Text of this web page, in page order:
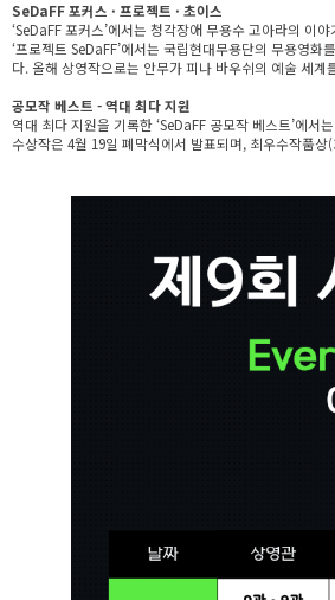
SeDaFF 포커스 · 프로젝트 · 초이스
‘SeDaFF 포커스’에서는 청각장애 무용수 고아라의 이
‘프로젝트 SeDaFF’에서는 국립현대무용단의 무용영
다. 올해 상영작으로는 안무가 피나 바우쉬의 예술 세
공모작 베스트 - 역대 최다 지원
역대 최다 지원을 기록한 ‘SeDaFF 공모작 베스트’에
수상작은 4월 19일 폐막식에서 발표되며, 최우수작품